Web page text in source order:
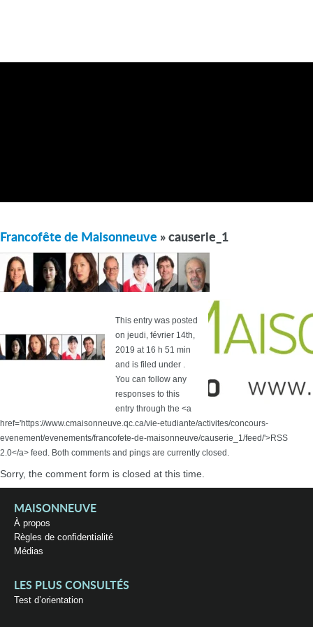
Francofête de Maisonneuve » causerie_1
This entry was posted
on jeudi, février 14th,
2019 at 16 h 51 min
and is filed under .
You can follow any
responses to this
entry through the <a
href='https://www.cmaisonneuve.qc.ca/vie-etudiante/activites/concours-
evenement/evenements/francofete-de-maisonneuve/causerie_1/feed/'>RSS
2.0</a> feed. Both comments and pings are currently closed.
Sorry, the comment form is closed at this time.
MAISONNEUVE
À propos
Règles de confidentialité
Médias
LES PLUS CONSULTÉS
Test d’orientation